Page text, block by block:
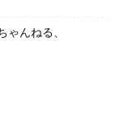
ゃんねる、